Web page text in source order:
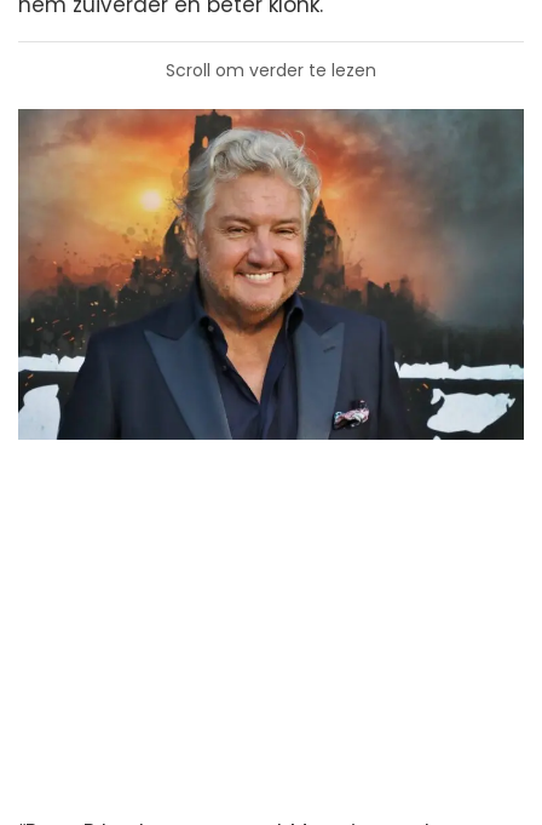
Scroll om verder te lezen